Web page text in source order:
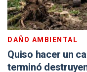
DAÑO AMBIENTAL
Quiso hacer un
terminó